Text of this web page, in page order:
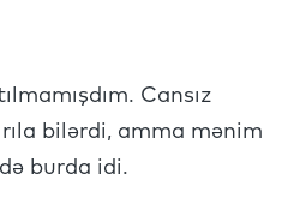
Cansız
bilərdi, amma mənim
burda idi.